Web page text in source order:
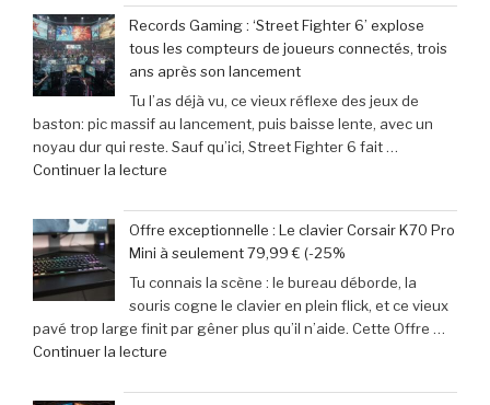
sur
les
films
parodiés
de
Get
Out
aventuriers
du
jeu
mobile
adoptent
la
Retroid
:
succès
phénoménal
grâce
à
une
Records Gaming : ‘Street Fighter 6’ explose
tous les compteurs de joueurs connectés, trois
ans après son lancement
Tu l’as déjà vu, ce vieux réflexe des jeux de
baston: pic massif au lancement, puis baisse lente, avec un
noyau dur qui reste. Sauf qu’ici, Street Fighter 6 fait …
Continuer la lecture
Gaming
:
‘Street
Fighter
6’
explose
compteurs
Offre exceptionnelle : Le clavier Corsair K70 Pro
Mini à seulement 79,99 € (-25%
Tu connais la scène : le bureau déborde, la
souris cogne le clavier en plein flick, et ce vieux
pavé trop large finit par gêner plus qu’il n’aide. Cette Offre …
Continuer la lecture
exceptionnelle